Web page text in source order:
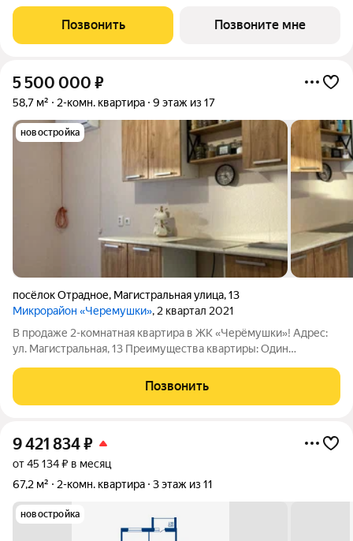
обращайтесь в отдел продаж застройщика.
Позвонить Позвоните мне
5 500 000 ₽
58,7 м² 2-комн. квартира 9 этаж из 17
новостройка
посёлок Отрадное, Магистральная улица,13
Микрорайон «Черемушки», 2 квартал 2021
В продаже 2-комнатная квартира в ЖК «Черёмушки»! Адрес:
ул. Магистральная, 13 Преимущества квартиры: Один
Ремонт от застройщика ДСК, требуют внимания обои, все
остальное в идеальном состоянии.
Позвонить
9 421 834₽
от 45 134 ₽ в месяц
67,2 м²
2-комн. квартира 3 этаж из 11
новостройка